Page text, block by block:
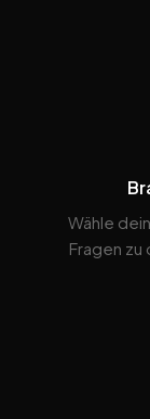
Wähle
Fragen